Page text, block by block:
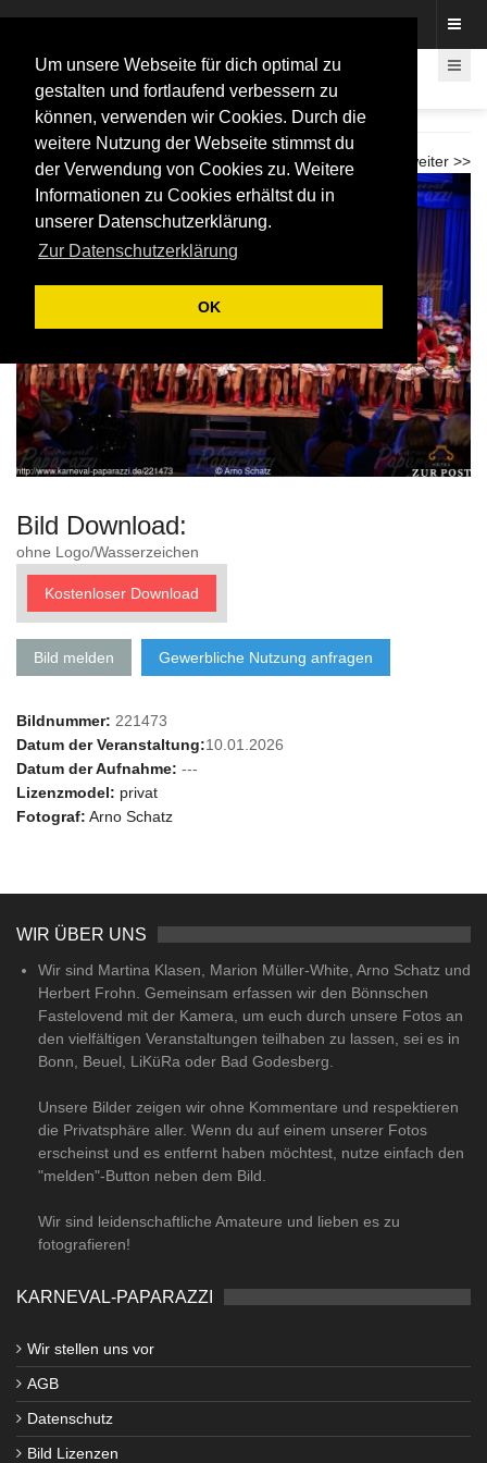
Um unsere Webseite für dich optimal zu
gestalten und fortlaufend verbessern zu
können, verwenden wir Cookies. Durch die
weitere Nutzung der Webseite stimmst du
der Verwendung von Cookies zu. Weitere
Informationen zu Cookies erhältst du in
unserer Datenschutzerklärung.
Zur Datenschutzerklärung
OK
Krönung LiKüRa Karoline I. 2026
weiter >>
<< zurück
Bild Download:
ohne Logo/Wasserzeichen
Kostenloser Download
Bild melden Gewerbliche Nutzung anfragen
Bildnummer: 221473
Datum der Veranstaltung:10.01.2026
Datum der Aufnahme: ---
Lizenzmodel: privat
Fotograf: Arno Schatz
WIR ÜBER UNS
Wir sind Martina Klasen, Marion Müller-White, Arno Schatz und
Herbert Frohn. Gemeinsam erfassen wir den Bönnschen
Fastelovend mit der Kamera, um euch durch unsere Fotos an
den vielfältigen Veranstaltungen teilhaben zu lassen, sei es in
Bonn, Beuel, LiKüRa oder Bad Godesberg.
Unsere Bilder zeigen wir ohne Kommentare und respektieren
die Privatsphäre aller. Wenn du auf einem unserer Fotos
erscheinst und es entfernt haben möchtest, nutze einfach den
"melden"-Button neben dem Bild.
Wir sind leidenschaftliche Amateure und lieben es zu
fotografieren!
KARNEVAL-PAPARAZZI
Wir stellen uns vor
AGB
Datenschutz
Bild Lizenzen